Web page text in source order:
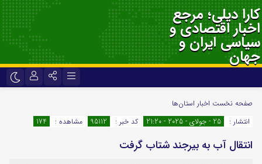
کارا دیلی؛ مرجع
اخبار اقتصادی و
سیاسی ایران و
جهان
اینستاگرام
سروش
ایتا
آپارات
رمز عبور
صفحه نخست اخبار استان‌ها
انتشار :
25 - جولای - 2025 - 21:20 کد خبر : 95112 مشاهده : 174
انتقال آب به بیرجند شتاب گرفت